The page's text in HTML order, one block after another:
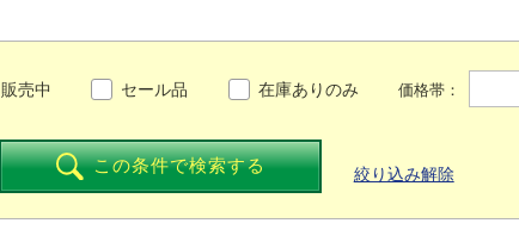
販売中 セール品 在庫ありのみ 価格帯：
この条件で検索する 絞り込み解除